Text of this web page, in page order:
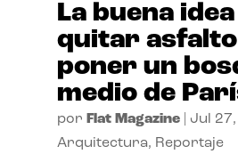
La buena
quitar
poner un
medio de
por Flat Magazine| Jul
Arquitectura, Reportaje